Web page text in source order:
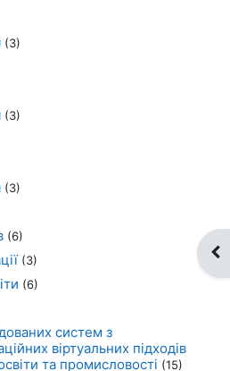
(3)
(3)
(3)
(6)
(3)
(6)
систем з
віртуальних підходів
та промисловості (15)